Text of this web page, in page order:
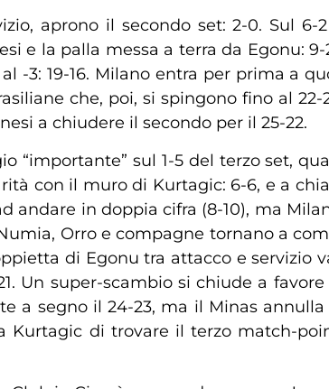
aprono il secondo set: 2-0. Sul
e la palla messa a terra da Egonu:
-3: 19-16. Milano entra per prima a
che, poi, si spingono fino al
a chiudere il secondo per il 25-22.
“importante” sul 1-5 del terzo set,
con il muro di Kurtagic: 6-6, e a
andare in doppia cifra (8-10), ma
Orro e compagne tornano a
di Egonu tra attacco e servizio
Un super-scambio si chiude a
a segno il 24-23, ma il Minas
Kurtagic di trovare il terzo match-